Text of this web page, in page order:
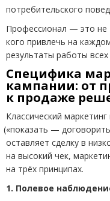
потребительского
Профессионал — это не
кого привлечь на
результаты работы
Специфика
кампании: от
к продаже
Классический
(«показать —
оставляет сделку в
на высокий чек,
на трёх принципах.
1. Полевое